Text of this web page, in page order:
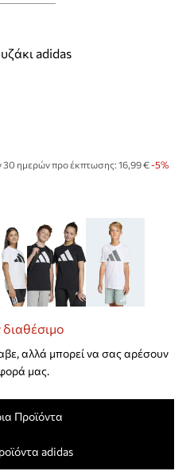
adidas
30 ημερών προ έκπτωσης: 16,99 € -5%
διαθέσιμο
αλλά μπορεί να σας αρέσουν
μας.
Προϊόντα
adidas